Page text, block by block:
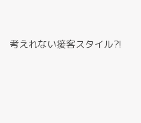
考えれない接客スタイル?!